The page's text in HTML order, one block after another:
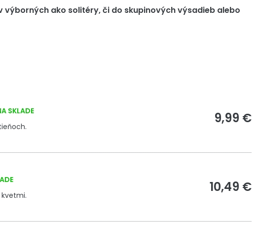
ako solitéry, či do skupinových výsadieb alebo
SKLADE
9,99 €
10,49 €